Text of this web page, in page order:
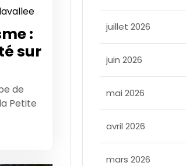
slowuplavallee
:
sur
de
Petite
juillet 2026
juin 2026
mai 2026
avril 2026
mars 2026